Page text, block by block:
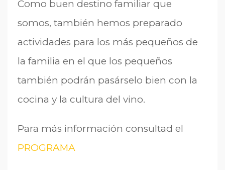
Como buen destino familiar que
somos, también hemos preparado
actividades para los más pequeños de
la familia en el que los pequeños
también podrán pasárselo bien con la
cocina y la cultura del vino.
Para más información consultad el
PROGRAMA